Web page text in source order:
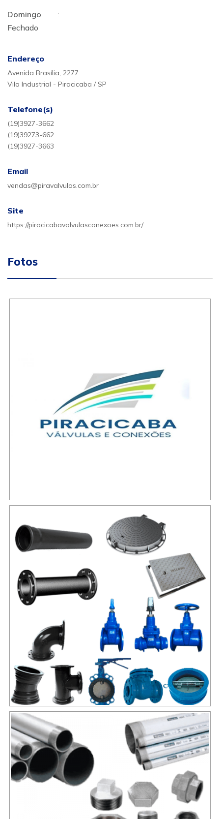
Domingo
:
Fechado
Endereço
Avenida Brasília, 2277
Vila Industrial - Piracicaba / SP
Telefone(s)
(19)3927-3662
(19)39273-662
(19)3927-3663
Email
vendas@piravalvulas.com.br
Site
https://piracicabavalvulasconexoes.com.br/
Fotos